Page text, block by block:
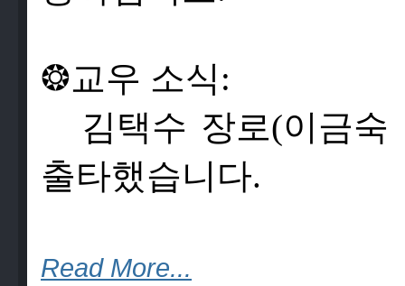
❂교우 소식 :
김 택수 장로(이금숙
출타했습니 다.
Read More...